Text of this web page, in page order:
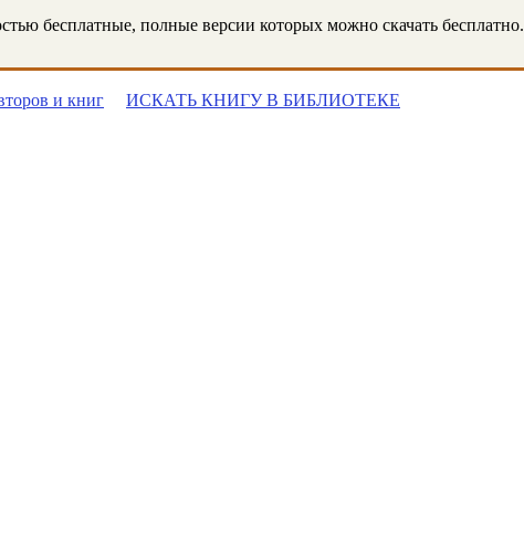
бесплатные, полные версии которых можно скачать бесплатно.
и книг ИСКАТЬ КНИГУ В БИБЛИОТЕКЕ